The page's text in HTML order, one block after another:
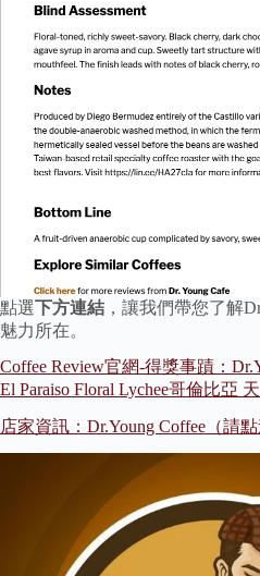
點選下方連結 ，讓我們帶您了解
魅力所在。
Coffee Review官網-得獎事蹟：
El Paraiso Floral Lychee哥倫比亞
店家資訊：Dr.Young Coffee（請點